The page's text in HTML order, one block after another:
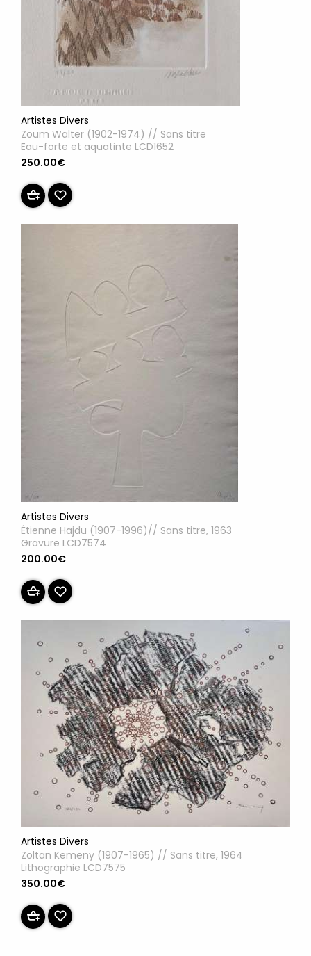
Artistes Divers
Zoum Walter (1902-1974) // Sans titre
Eau-forte et aquatinte LCD1652
250.00€
Artistes Divers
Étienne Hajdu (1907-1996)// Sans titre, 1963
Gravure LCD7574
200.00€
Artistes Divers
Zoltan Kemeny (1907-1965) // Sans titre, 1964
Lithographie LCD7575
350.00€